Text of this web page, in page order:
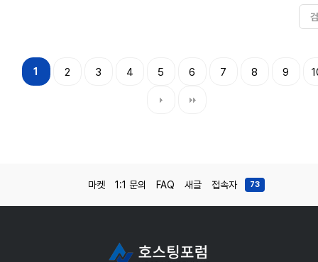
1 2 3 4 5 6 7 8 9
마켓 1:1 문의 FAQ 새글 접속자 73